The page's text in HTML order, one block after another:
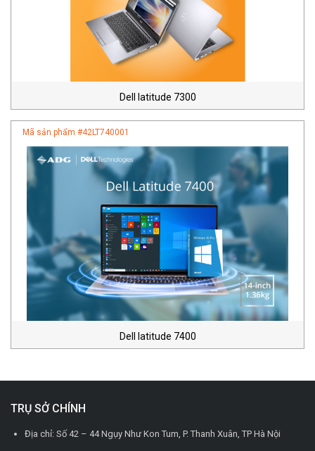
Dell latitude 7300
Mã sản phẩm #42LT740001
Dell latitude 7400
TRỤ SỞ CHÍNH
Địa chỉ: Số 42 – 44 Ngụy Như Kon Tum, P. Thanh Xuân, TP Hà Nội